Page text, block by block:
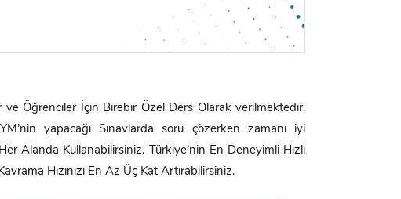
Öğrenciler İçin Birebir Özel Ders Olarak verilmektedir.
yapacağı Sınavlarda soru çözerken zamanı iyi
Her Alanda Kullanabilirsiniz. Türkiye’nin En Deneyimli Hızlı
Hızınızı En Az Üç Kat Artırabilirsiniz.